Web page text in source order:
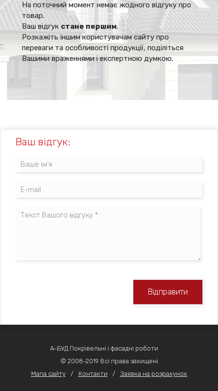
На поточний момент немає жодного відгуку про
товар.
Ваш відгук стане першим.
Розкажіть іншим користувачам сайту про
переваги та особливості продукції, поділіться
Вашими враженнями і експертною думкою.
Ваш відгук:
Відправити
А-БУД Покрівельні і фасадні роботи
© 2008-2019 Всі права захищені
Мапа сайту
/ Контакти / Заявка на розрахунок